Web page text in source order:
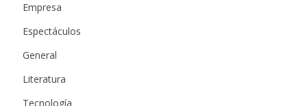
Empresa
Espectáculos
General
Literatura
Tecnología